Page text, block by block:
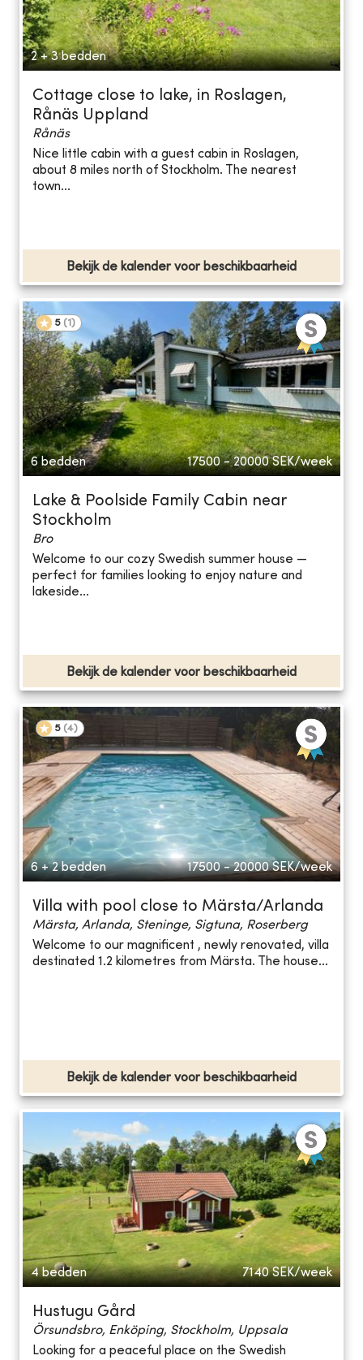
2 + 3 bedden
Cottage close to lake, in Roslagen,
Rånäs Uppland
Rånäs
Nice little cabin with a guest cabin in Roslagen,
about 8 miles north of Stockholm. The nearest
town...
Bekijk de kalender voor beschikbaarheid
5 (1 )
6 bedden 17500 - 20000 SEK/week
Lake & Poolside Family Cabin near
Stockholm
Bro
Welcome to our cozy Swedish summer house —
perfect for families looking to enjoy nature and
lakeside...
Bekijk de kalender voor beschikbaarheid
5 (4)
6 + 2 bedden 17500 - 20000 SEK/week
Villa with pool close to Märsta/Arlanda
Märsta, Arlanda, Steninge, Sigtuna, Roserberg
Welcome to our magnificent , newly renovated, villa
destinated 1.2 kilometres from Märsta. The house...
Bekijk de kalender voor beschikbaarheid
4 bedden 7140 SEK/week
Hustugu Gård
Örsundsbro, Enköping, Stockholm, Uppsala
Looking for a peaceful place on the Swedish